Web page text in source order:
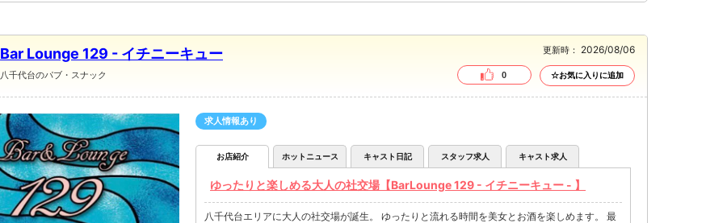
Bar Lounge 129 - イチニーキュー
八千代台のパブ・スナック
更新時： 2026/08/06
0 ☆お気に入りに追加
求人情報あり
お店紹介 ホットニュース キャスト日記 スタッフ求人 キャスト求人
ゆったりと楽しめる大人の社交場【BarLounge 129 - イチニーキュー - 】
八千代台エリアに大人の社交場が誕生。 ゆったりと流れる時間を美女とお酒を楽しめます。 最